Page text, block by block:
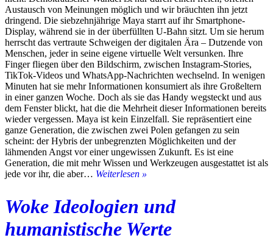
Austausch von Meinungen möglich und wir bräuchten ihn jetzt
dringend. Die siebzehnjährige Maya starrt auf ihr Smartphone-
Display, während sie in der überfüllten U-Bahn sitzt. Um sie herum
herrscht das vertraute Schweigen der digitalen Ära – Dutzende von
Menschen, jeder in seine eigene virtuelle Welt versunken. Ihre
Finger fliegen über den Bildschirm, zwischen Instagram-Stories,
TikTok-Videos und WhatsApp-Nachrichten wechselnd. In wenigen
Minuten hat sie mehr Informationen konsumiert als ihre Großeltern
in einer ganzen Woche. Doch als sie das Handy wegsteckt und aus
dem Fenster blickt, hat die die Mehrheit dieser Informationen bereits
wieder vergessen. Maya ist kein Einzelfall. Sie repräsentiert eine
ganze Generation, die zwischen zwei Polen gefangen zu sein
scheint: der Hybris der unbegrenzten Möglichkeiten und der
lähmenden Angst vor einer ungewissen Zukunft. Es ist eine
Generation, die mit mehr Wissen und Werkzeugen ausgestattet ist als
jede vor ihr, die aber… Weiterlesen »
–
delegierte
Generation
Woke Ideologien und
humanistische Werte